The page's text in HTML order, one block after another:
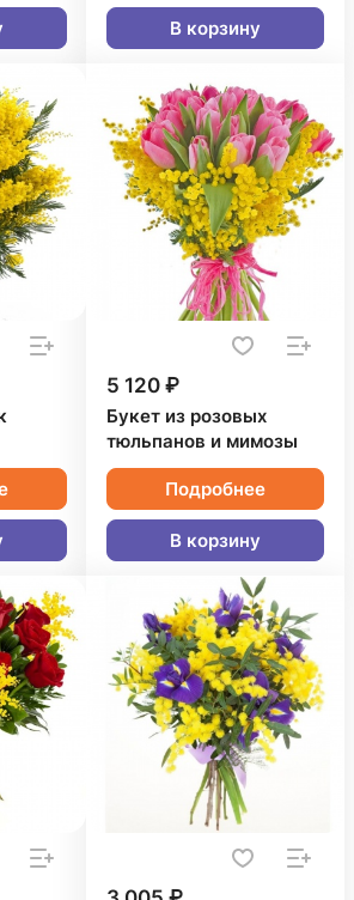
В корзину
5 120 ₽
Букет из розовых
тюльпанов и мимозы
Подробнее
В корзину